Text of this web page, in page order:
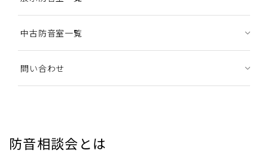
中古防音室一覧
問い合わせ
防音相談会とは